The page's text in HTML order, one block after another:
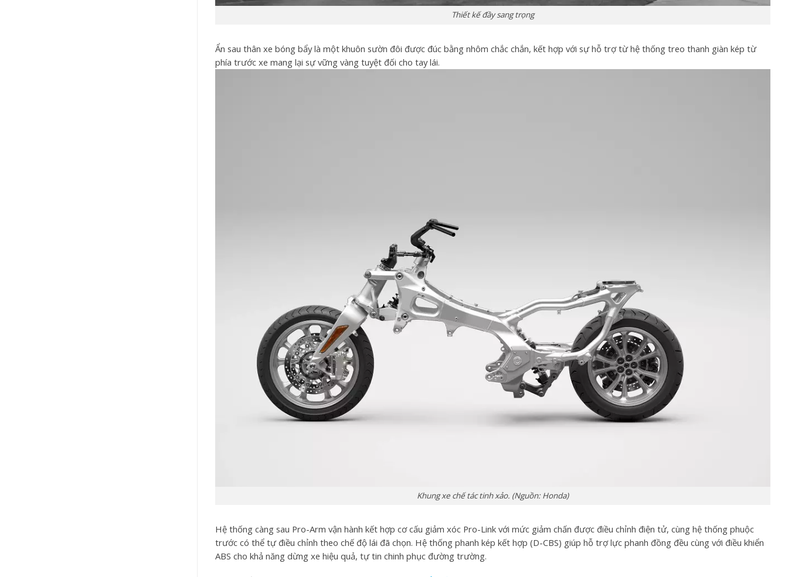
Thiết kế đầy sang trọng
Ẩn sau thân xe bóng bẩy là một khuôn sườn đôi được đúc bằng nhôm chắc chắn, kết hợp với sự hỗ trợ từ hệ thống treo thanh giàn kép từ
phía trước xe mang lại sự vững vàng tuyệt đối cho tay lái.
Khung xe chế tác tinh xảo. (Nguồn: Honda)
Hệ thống càng sau Pro-Arm vận hành kết hợp cơ cấu giảm xóc Pro-Link với mức giảm chấn được điều chỉnh điện tử, cùng hệ thống phuộc
trước có thể tự điều chỉnh theo chế độ lái đã chọn. Hệ thống phanh kép kết hợp (D-CBS) giúp hỗ trợ lực phanh đồng đều cùng với điều khiển
ABS cho khả năng dừng xe hiệu quả, tự tin chinh phục đường trường.